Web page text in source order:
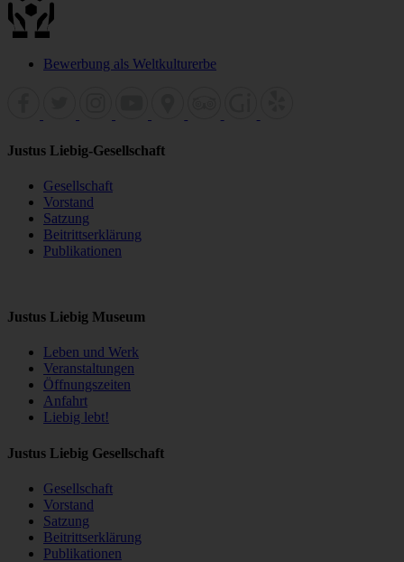
Bewerbung als Weltkulturerbe
Justus Liebig-Gesellschaft
Gesellschaft
Vorstand
Satzung
Beitrittserklärung
Publikationen
Justus Liebig Museum
Leben und Werk
Veranstaltungen
Öffnungszeiten
Anfahrt
Liebig lebt!
Justus Liebig Gesellschaft
Gesellschaft
Vorstand
Satzung
Beitrittserklärung
Publikationen